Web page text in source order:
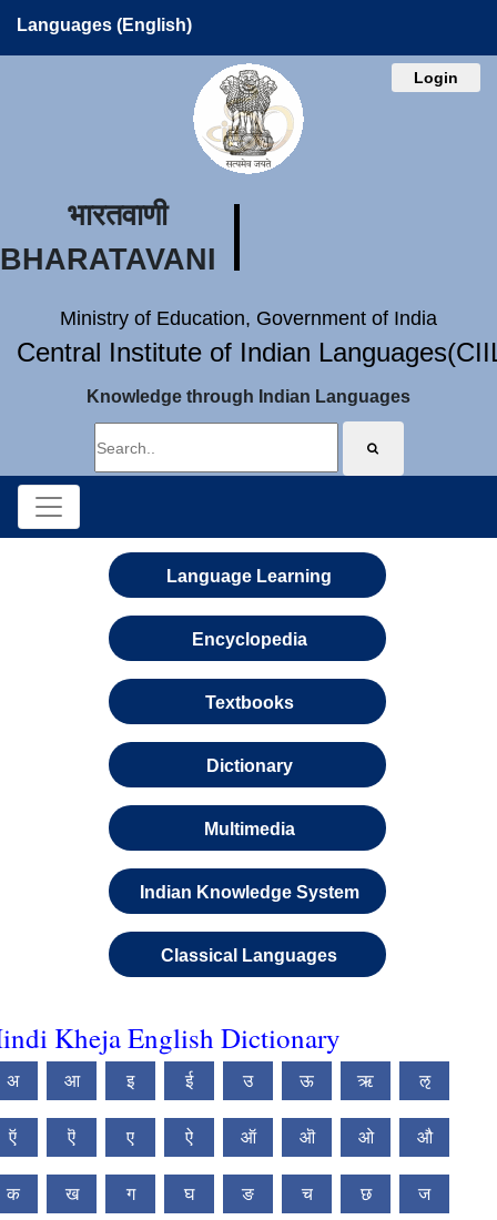
Languages (English)
Login
भारतवाणी
BHARATAVANI
Ministry of Education, Government of India
Central Institute of Indian
Knowledge through Indian Languages
Language Learning
Encyclopedia
Textbooks
Dictionary
Multimedia
Indian Knowledge System
Classical Languages
Kheja English Dictionary
अ आ इ ई उ ऊ ऋ ऌ
ऍ ऎ ए ऐ ऑ ऒ ओ औ
क ख ग घ ङ च छ ज